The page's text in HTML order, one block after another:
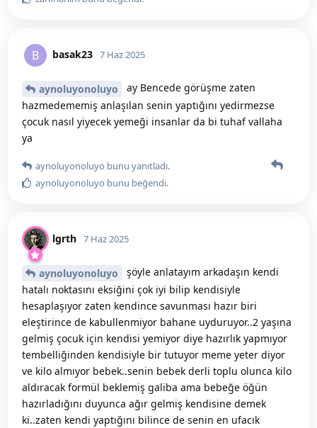
B basak23 7 Haz 2025
aynoluyonoluyo
ay Bencede görüşme zaten
hazmedememiş anlaşılan senin yaptığını yedirmezse
çocuk nasıl yiyecek yemeği insanlar da bi tuhaf vallaha
ya
aynoluyonoluyo bunu yanıtladı.
aynoluyonoluyo bunu beğendi.
lgrth 7 Haz 2025
aynoluyonoluyo
şöyle anlatayım arkadaşın kendi
hatalı noktasını eksiğini çok iyi bilip kendisiyle
hesaplaşıyor zaten kendince savunması hazır biri
eleştirince de kabullenmiyor bahane uyduruyor..2 yaşına
gelmiş çocuk için kendisi yemiyor diye hazırlık yapmıyor
tembelliğinden kendisiyle bir tutuyor meme yeter diyor
ve kilo almıyor bebek..senin bebek derli toplu olunca kilo
aldıracak formül beklemiş galiba ama bebeğe öğün
hazırladığını duyunca ağır gelmiş kendisine demek
ki..zaten kendi yaptığını bilince de senin en ufacık